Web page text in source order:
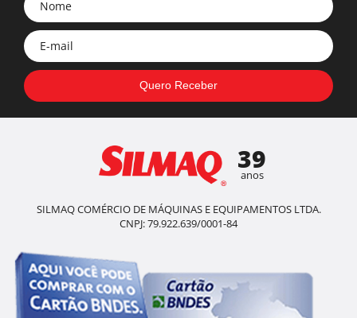
39
anos
SILMAQ COMÉRCIO DE MÁQUINAS E EQUIPAMENTOS LTDA.
CNPJ: 79.922.639/0001-84